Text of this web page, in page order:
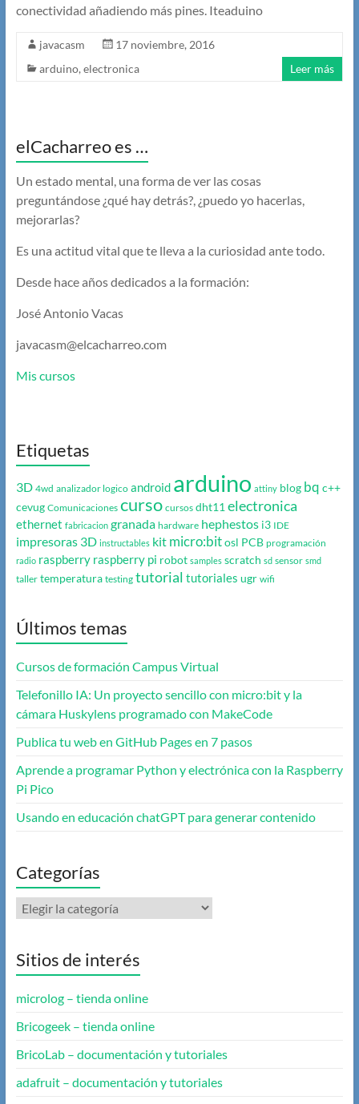
conectividad añadiendo más pines. Iteaduino
javacasm
17 noviembre, 2016
arduino, electronica Leer más
elCacharreo es …
Un estado mental, una forma de ver las cosas
preguntándose ¿qué hay detrás?, ¿puedo yo hacerlas,
mejorarlas?
Es una actitud vital que te lleva a la curiosidad ante todo.
Desde hace años dedicados a la formación:
José Antonio Vacas
javacasm@elcacharreo.com
Mis cursos
Etiquetas
3D 4wd analizador logico android arduino attiny blog bq c++
cevug Comunicaciones curso cursos dht11 electronica
ethernet fabricacion granada hardware hephestos i3 IDE
impresoras 3D instructables kit micro:bit osl PCB programación
radio raspberry raspberry pi robot samples scratch sd sensor smd
taller temperatura testing tutorial tutoriales ugr wifi
Últimos temas
Cursos de formación Campus Virtual
Telefonillo IA: Un proyecto sencillo con micro:bit y la
cámara Huskylens programado con MakeCode
Publica tu web en GitHub Pages en 7 pasos
Aprende a programar Python y electrónica con la Raspberry
Pi Pico
Usando en educación chatGPT para generar contenido
Categorías
Categorías
Sitios de interés
microlog – tienda online
Bricogeek – tienda online
BricoLab – documentación y tutoriales
adafruit – documentación y tutoriales